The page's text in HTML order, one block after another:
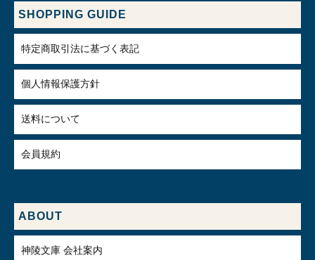
SHOPPING GUIDE
特定商取引法に基づく表記
個人情報保護方針
送料について
会員規約
ABOUT
神陵文庫 会社案内